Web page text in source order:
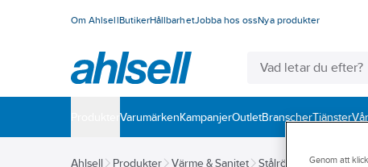
Om AhlsellButikerHållbarhetJobba hos ossNya produkter
VarumärkenKampanjerOutletBranscherTjänster
Ahlsell Produkter Värme & Sanitet Stålrör och delar
Genom att